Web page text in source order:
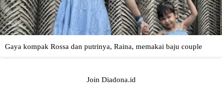
Join Diadona.id